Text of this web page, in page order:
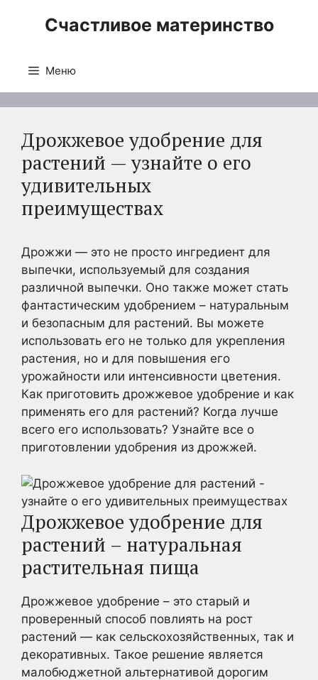
Счастливое материнство
Меню
Дрожжевое удобрение для
растений — узнайте о его
удивительных
преимуществах
Дрожжи — это не просто ингредиент для
выпечки, используемый для создания
различной выпечки. Оно также может стать
фантастическим удобрением – натуральным
и безопасным для растений. Вы можете
использовать его не только для укрепления
растения, но и для повышения его
урожайности или интенсивности цветения.
Как приготовить дрожжевое удобрение и как
применять его для растений? Когда лучше
всего его использовать? Узнайте все о
приготовлении удобрения из дрожжей.
Дрожжевое удобрение для
растений – натуральная
растительная пища
Дрожжевое удобрение – это старый и
проверенный способ повлиять на рост
растений — как сельскохозяйственных, так и
декоративных. Такое решение является
малобюджетной альтернативой дорогим